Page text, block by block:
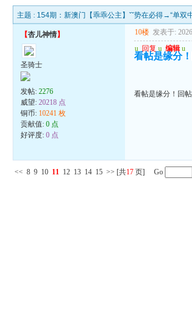
主题 : 154期：新澳门【乖乖公主】ˇˇ势在必得→“单双
【杏儿神情】
圣骑士
发帖:2276
威望:20218 点
铜币: 10241 枚
贡献值:0 点
好评度:0 点
10楼 发表于:
u 回复 u 编辑 u
看帖是缘分
看帖是缘分！回
<< 8 9 10 11 12 13 14 15 >> [共17 页] Go